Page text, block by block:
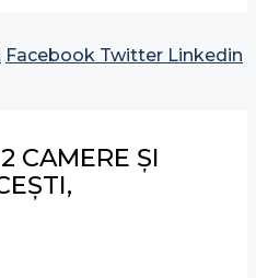
Facebook Twitter Linkedin
CAMERE ȘI